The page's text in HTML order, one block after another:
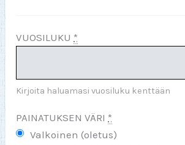
VUOSILUKU *
Kirjoita haluamasi vuosiluku kenttään
PAINATUKSEN VÄRI *
Valkoinen (oletus)